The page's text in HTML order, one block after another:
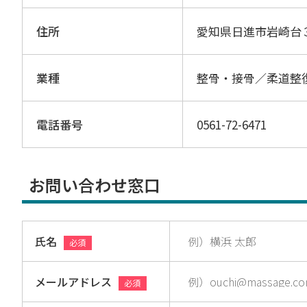
住所 愛知県日進市岩崎台
業種 整骨・接骨／柔道整
電話番号 0561-72-6471
お問い合わせ窓口
氏名 必須
メールアドレス 必須